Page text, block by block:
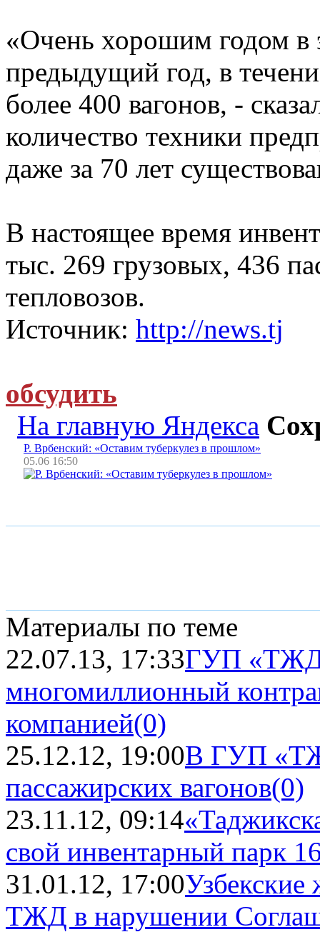
«Очень хорошим годом в
предыдущий год, в
более 400 вагонов, -
количество техники
даже за 70 лет
В настоящее время
тыс. 269 грузовых, 436
тепловозов.
Источник: http://news.tj
обсудить
На главную Яндекса
Р. Врбенский: «Оставим туберкулез в прошлом»
05.06 16:50
Материалы по теме
22.07.13, 17:33ГУП
многомиллионный
компанией(0)
25.12.12, 19:00В ГУП
пассажирских вагонов(0)
23.11.12, 09:14
свой инвентарный парк
31.01.12, 17:00
ТЖД в нарушении